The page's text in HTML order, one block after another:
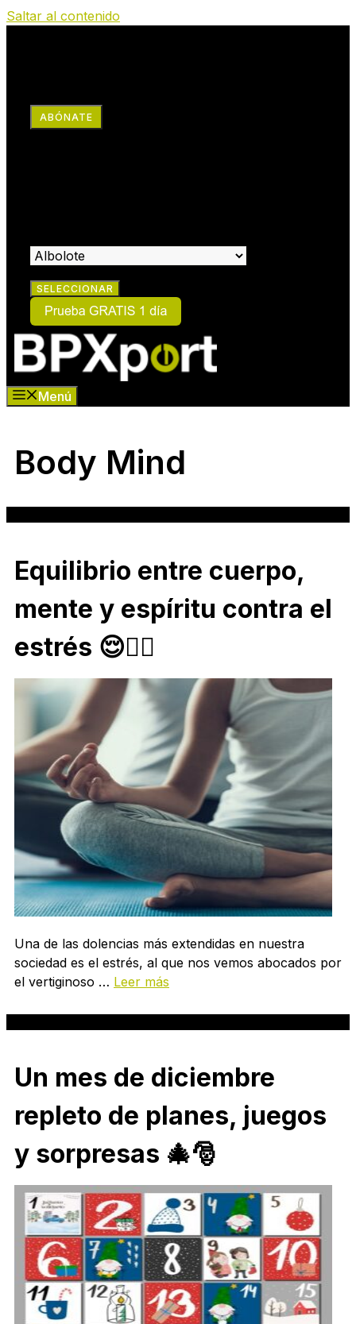
Saltar al contenido
ABÓNATE
Menú
Body Mind
Equilibrio entre cuerpo,
mente y espíritu contra el
estrés 😌🧘‍♂️
Una de las dolencias más extendidas en nuestra
sociedad es el estrés, al que nos vemos abocados por
el vertiginoso … Leer más
Un mes de diciembre
repleto de planes, juegos
y sorpresas 🎄🎅